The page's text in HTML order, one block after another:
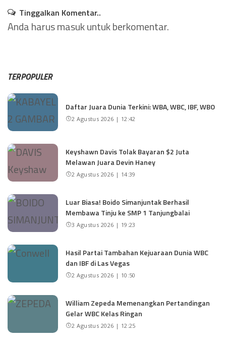
Tinggalkan Komentar..
Anda harusmasukuntuk berkomentar.
TERPOPULER
Daftar Juara Dunia Terkini: WBA, WBC, IBF, WBO
2 Agustus 2026 | 12:42
Keyshawn Davis Tolak Bayaran $2 Juta
Melawan Juara Devin Haney
2 Agustus 2026 | 14:39
Luar Biasa! Boido Simanjuntak Berhasil
Membawa Tinju ke SMP 1 Tanjungbalai
3 Agustus 2026 | 19:23
Hasil Partai Tambahan Kejuaraan Dunia WBC
dan IBF di Las Vegas
2 Agustus 2026 | 10:50
William Zepeda Memenangkan Pertandingan
Gelar WBC Kelas Ringan
2 Agustus 2026 | 12:25